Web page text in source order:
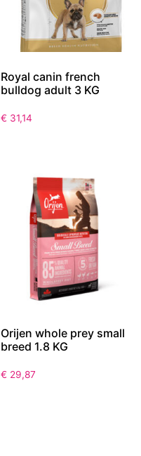
Royal canin french
bulldog adult 3 KG
€ 31,14
Orijen whole prey small
breed 1.8 KG
€ 29,87